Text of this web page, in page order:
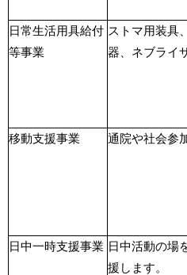
日常生活用具給付
等事業
ストマ用装具
器、ネブライ
移動支援事業 通院や社会参
日中一時支援事業 日中活動の場
援します。